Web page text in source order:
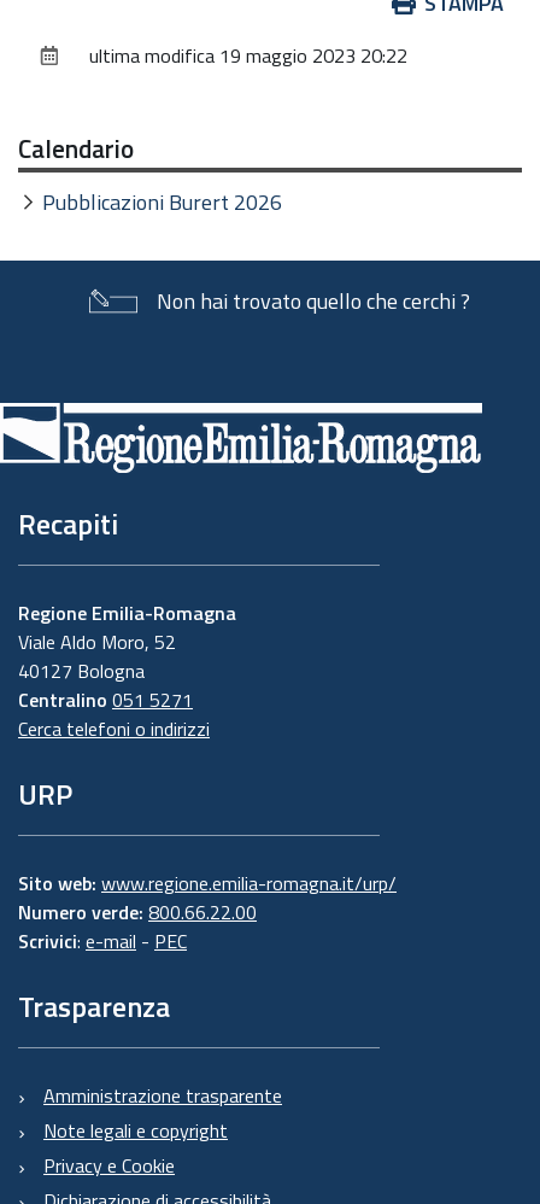
documentoultima modifica 19 maggio 2023 20:22
Calendario
Pubblicazioni Burert 2026
Non hai trovato quello che cerchi ?
di
pagina
Recapiti
Regione Emilia-Romagna
Viale Aldo Moro, 52
40127 Bologna
Centralino 051 5271
Cerca telefoni o indirizzi
URP
Sito web: www.regione.emilia-romagna.it/urp/
Numero verde: 800.66.22.00
Scrivici: e-mail - PEC
Trasparenza
Amministrazione trasparente
Note legali e copyright
Privacy e Cookie